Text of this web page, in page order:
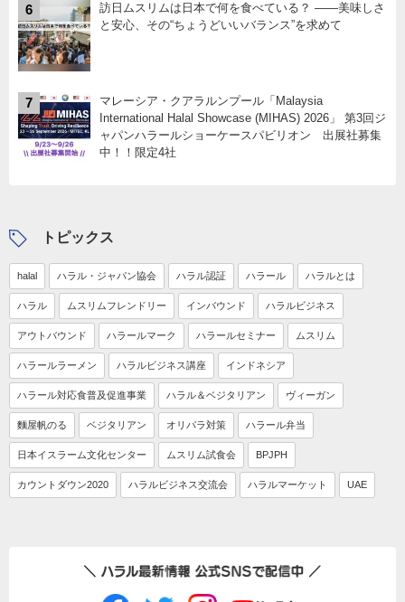
6
訪日ムスリムは日本で何を食べている？ ――美味しさ
と安心、その“ちょうどいいバランス”を求めて
7
マレーシア・クアラルンプール「Malaysia
International Halal Showcase (MIHAS) 2026」 第3回ジ
ャパンハラールショーケースパビリオン 出展社募集
中！！限定4社
トピックス
halal ハラル・ジャパン協会 ハラル認証 ハラール ハラルとは
ハラル ムスリムフレンドリー インバウンド ハラルビジネス
アウトバウンド ハラールマーク ハラールセミナー ムスリム
ハラールラーメン ハラルビジネス講座 インドネシア
ハラール対応食普及促進事業 ハラル＆ベジタリアン ヴィーガン
麵屋帆のる ベジタリアン オリパラ対策 ハラール弁当
日本イスラーム文化センター ムスリム試食会 BPJPH
カウントダウン2020 ハラルビジネス交流会 ハラルマーケット UAE